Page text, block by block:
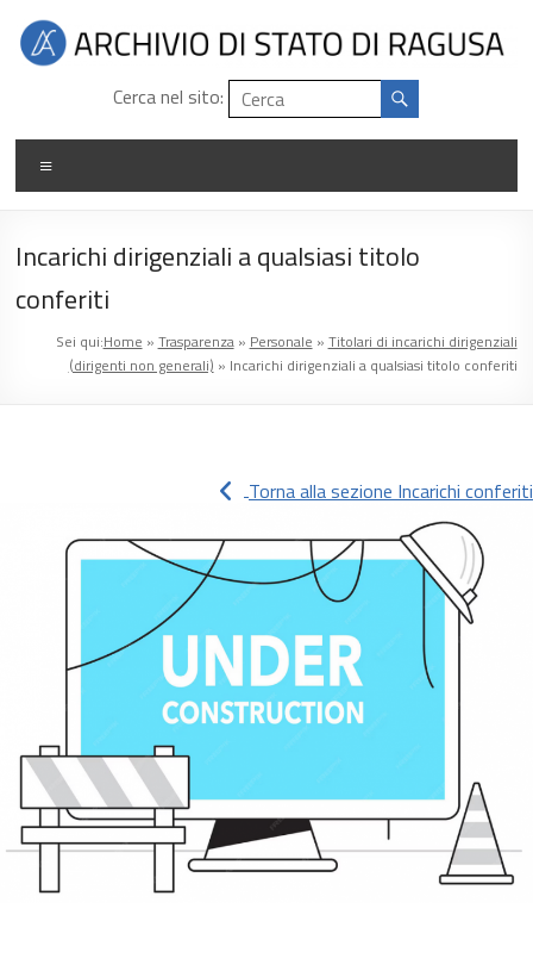
contenuto
Archivio
di
stato
di
Ragusa
Cerca nel sito:
Incarichi dirigenziali a qualsiasi titolo
conferiti
Sei qui:Home » Trasparenza» Personale » Titolari di incarichi dirigenziali
(dirigenti non generali) » Incarichi dirigenziali a qualsiasi titolo conferiti
Torna alla sezione Incarichi conferiti